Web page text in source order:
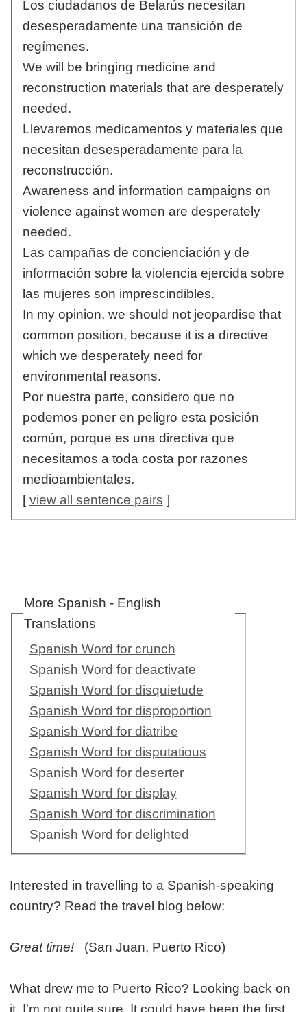
Los ciudadanos de Belarús necesitan
desesperadamente una transición de
regímenes.
We will be bringing medicine and
reconstruction materials that are desperately
needed.
Llevaremos medicamentos y materiales que
necesitan desesperadamente para la
reconstrucción.
Awareness and information campaigns on
violence against women are desperately
needed.
Las campañas de concienciación y de
información sobre la violencia ejercida sobre
las mujeres son imprescindibles.
In my opinion, we should not jeopardise that
common position, because it is a directive
which we desperately need for
environmental reasons.
Por nuestra parte, considero que no
podemos poner en peligro esta posición
común, porque es una directiva que
necesitamos a toda costa por razones
medioambientales.
[view all sentence pairs ]
More Spanish - English
Translations
Spanish Word for crunch
Spanish Word for deactivate
Spanish Word for disquietude
Spanish Word for disproportion
Spanish Word for diatribe
Spanish Word for disputatious
Spanish Word for deserter
Spanish Word for display
Spanish Word for discrimination
Spanish Word for delighted
Interested in travelling to a Spanish-speaking
country? Read the travel blog below:
Great time! (San Juan, Puerto Rico)
What drew me to Puerto Rico? Looking back on
it, I'm not quite sure. It could have been the first